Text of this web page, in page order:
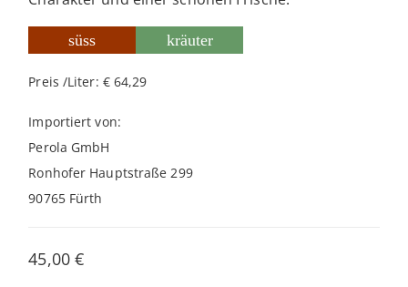
süss kräuter
Preis /Liter: € 64,29
Importiert von:
Perola GmbH
Ronhofer Hauptstraße 299
90765 Fürth
45,00 €